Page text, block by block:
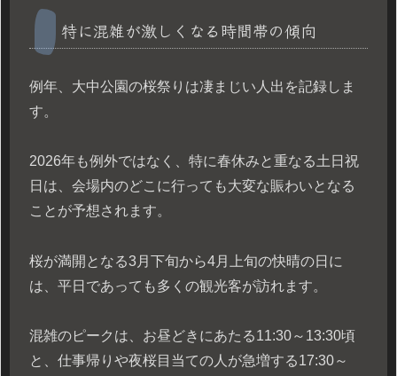
特に混雑が激しくなる時間帯の傾向
例年、大中公園の桜祭りは凄まじい人出を記録しま
す。
2026年も例外ではなく、特に春休みと重なる土日祝
日は、会場内のどこに行っても大変な賑わいとなる
ことが予想されます。
桜が満開となる3月下旬から4月上旬の快晴の日に
は、平日であっても多くの観光客が訪れます。
混雑のピークは、お昼どきにあたる11:30～13:30頃
と、仕事帰りや夜桜目当ての人が急増する17:30～